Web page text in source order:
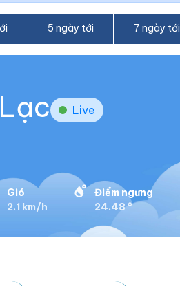
5 ngày tới 7 ngày tới
Live
Gió
2.1 km/h
Điểm ngưng
24.48 °